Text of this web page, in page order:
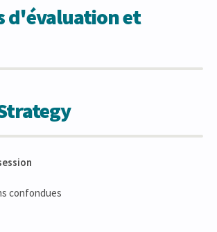
d'évaluation et
confondues